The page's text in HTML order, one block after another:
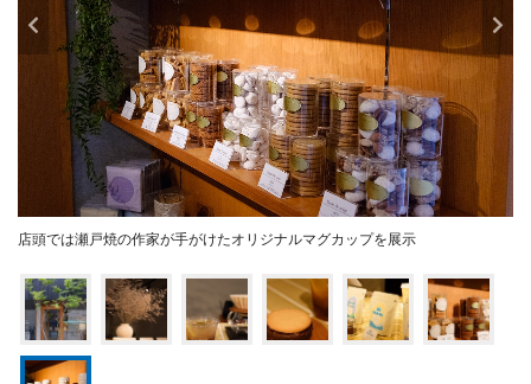
店頭では瀬戸焼の作家が手がけたオリジナルマグカップを展示